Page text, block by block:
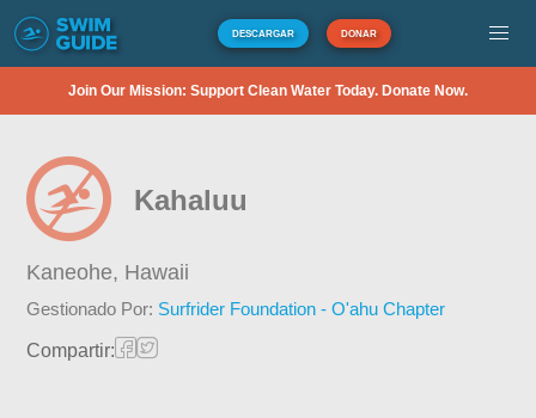
DESCARGAR DONAR
Join Our Mission: Support Clean Water Today. Donate Now.
Kahaluu
Kaneohe, Hawaii
Gestionado Por: Surfrider Foundation - O'ahu Chapter
Compartir: